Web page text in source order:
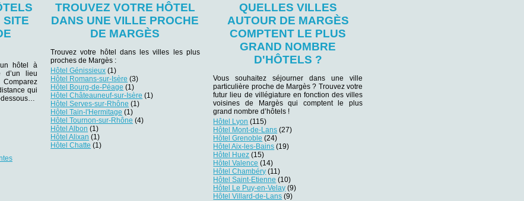
SITE
hôtel à
d’un lieu
qui
TROUVEZ VOTRE HÔTEL
DANS UNE VILLE PROCHE
DE MARGÈS
Trouvez votre hôtel dans les villes les plus
proches de Margès :
Hôtel Génissieux (1)
Hôtel Romans-sur-Isère (3)
Hôtel Bourg-de-Péage (1)
Hôtel Châteauneuf-sur-Isère (1)
Hôtel Serves-sur-Rhône (1)
Hôtel Tain-l'Hermitage (1)
Hôtel Tournon-sur-Rhône (4)
Hôtel Albon (1)
Hôtel Alixan (1)
Hôtel Chatte (1)
QUELLES VILLES
AUTOUR DE MARGÈS
COMPTENT LE PLUS
GRAND NOMBRE
D'HÔTELS ?
Vous souhaitez séjourner dans une ville
particulière proche de Margès ? Trouvez votre
futur lieu de villégiature en fonction des villes
voisines de Margès qui comptent le plus
grand nombre d’hôtels !
Hôtel Lyon (115)
Hôtel Mont-de-Lans (27)
Hôtel Grenoble (24)
Hôtel Aix-les-Bains (19)
Hôtel Huez (15)
Hôtel Valence (14)
Hôtel Chambéry (11)
Hôtel Saint-Etienne (10)
Hôtel Le Puy-en-Velay (9)
Hôtel Villard-de-Lans (9)